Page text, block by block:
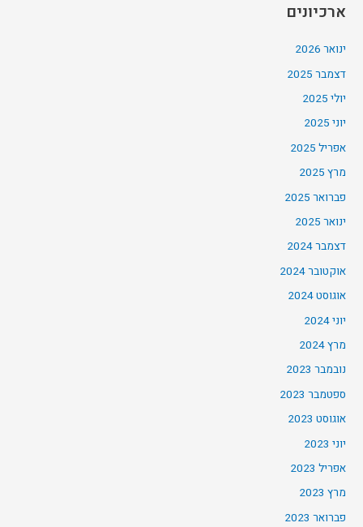
ארכיונים
ינואר 2026
דצמבר 2025
יולי 2025
יוני 2025
אפריל 2025
מרץ 2025
פברואר 2025
ינואר 2025
דצמבר 2024
אוקטובר 2024
אוגוסט 2024
יוני 2024
מרץ 2024
נובמבר 2023
ספטמבר 2023
אוגוסט 2023
יוני 2023
אפריל 2023
מרץ 2023
פברואר 2023